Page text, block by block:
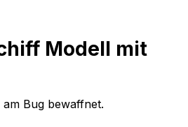
Modell mit
Bug bewaffnet.